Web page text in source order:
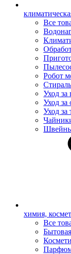
Все
Робот
Уход за
Уход за
Уход за
химия,
Все